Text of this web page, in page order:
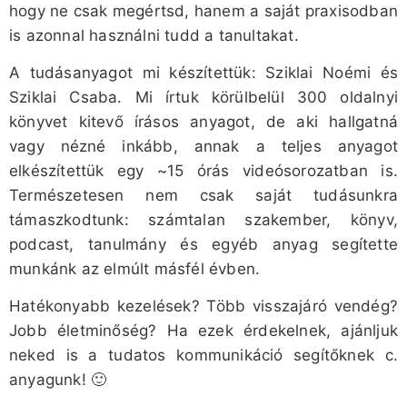
hogy ne csak megértsd, hanem a saját praxisodban
is azonnal használni tudd a tanultakat.
A tudásanyagot mi készítettük: Sziklai Noémi és
Sziklai Csaba. Mi írtuk körülbelül 300 oldalnyi
könyvet kitevő írásos anyagot, de aki hallgatná
vagy nézné inkább, annak a teljes anyagot
elkészítettük egy ~15 órás videósorozatban is.
Természetesen nem csak saját tudásunkra
támaszkodtunk: számtalan szakember, könyv,
podcast, tanulmány és egyéb anyag segítette
munkánk az elmúlt másfél évben.
Hatékonyabb kezelések? Több visszajáró vendég?
Jobb életminőség? Ha ezek érdekelnek, ajánljuk
neked is a tudatos kommunikáció segítőknek c.
anyagunk! 🙂